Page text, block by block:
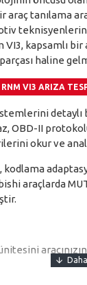
tanılama
kapsamlı
haline
VI3 ARIZA
detaylı
OBD-II
okur ve
araçlarda